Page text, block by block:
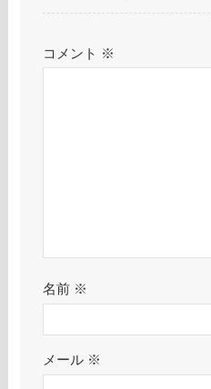
コメント ※
名前 ※
メール ※